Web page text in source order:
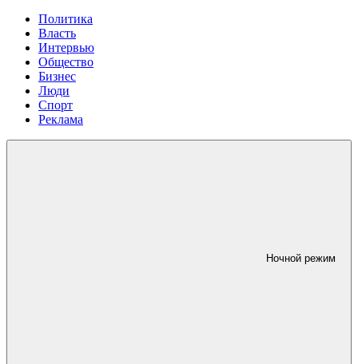
Политика
Власть
Интервью
Общество
Бизнес
Люди
Спорт
Реклама
Ночной режим